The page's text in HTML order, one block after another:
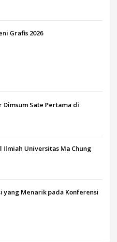
Grafis 2026
Dimsum Sate Pertama di
Ilmiah Universitas Ma Chung
yang Menarik pada Konferensi